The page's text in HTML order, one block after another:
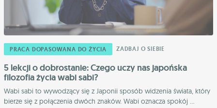
PRACA DOPASOWANA DO ŻYCIA ZADBAJ O SIEBIE
5 lekcji o dobrostanie: Czego uczy nas japońska
filozofia życia wabi sabi?
Wabi sabi to wywodzący się z Japonii sposób widzenia świata, który
bierze się z połączenia dwóch znaków. Wabi oznacza spokój ...